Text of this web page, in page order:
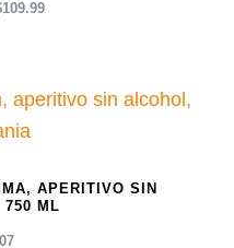
109.99EL
APERITIVO SIN
750 ML